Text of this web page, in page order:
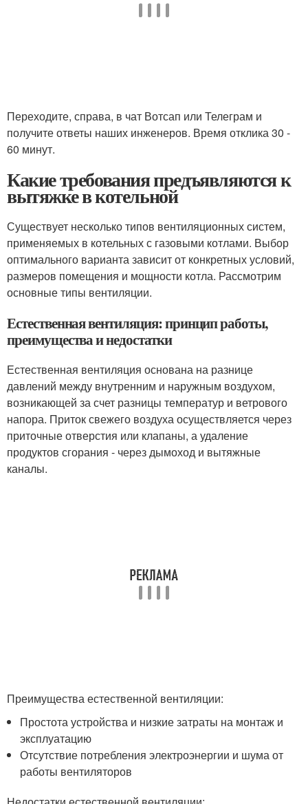
Переходите, справа, в чат Вотсап или Телеграм и
получите ответы наших инженеров. Время отклика 30 -
60 минут.
Какие требования предъявляются к
вытяжке в котельной
Существует несколько типов вентиляционных систем,
применяемых в котельных с газовыми котлами. Выбор
оптимального варианта зависит от конкретных условий,
размеров помещения и мощности котла. Рассмотрим
основные типы вентиляции.
Естественная вентиляция: принцип работы,
преимущества и недостатки
Естественная вентиляция основана на разнице
давлений между внутренним и наружным воздухом,
возникающей за счет разницы температур и ветрового
напора. Приток свежего воздуха осуществляется через
приточные отверстия или клапаны, а удаление
продуктов сгорания - через дымоход и вытяжные
каналы.
Преимущества естественной вентиляции:
Простота устройства и низкие затраты на монтаж и
эксплуатацию
Отсутствие потребления электроэнергии и шума от
работы вентиляторов